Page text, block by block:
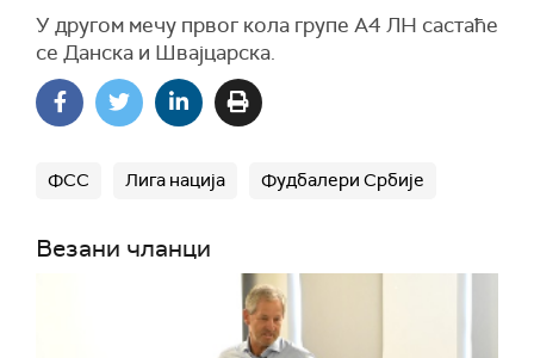
У другом мечу првог кола групе А4 ЛН састаће
се Данска и Швајцарска.
ФСС Лига нација Фудбалери Србије
Везани чланци